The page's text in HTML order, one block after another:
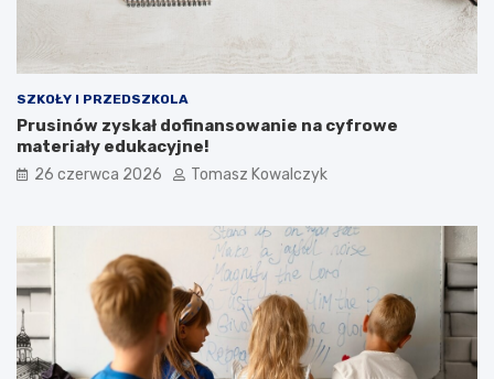
SZKOŁY I PRZEDSZKOLA
Prusinów zyskał dofinansowanie na cyfrowe
materiały edukacyjne!
26 czerwca 2026 Tomasz Kowalczyk